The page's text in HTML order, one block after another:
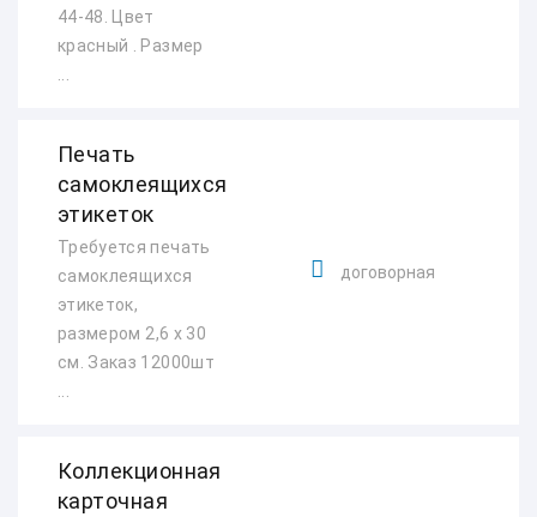
44-48. Цвет
красный . Размер
Печать
самоклеящихся
этикеток
Требуется печать
самоклеящихся
этикеток,
размером 2,6 х 30
см. Заказ 12000шт
договорная
Коллекционная
карточная